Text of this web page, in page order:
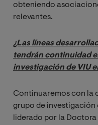
obteniendo
relevantes.
¿Las líneas
tendrán continuidad
investigación de VIU
Continuaremos con la
grupo de investigación
liderado por la